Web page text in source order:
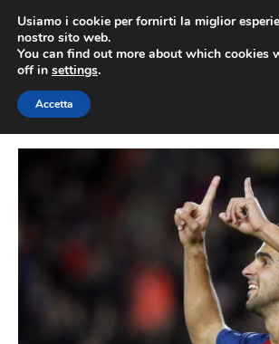
contenuto
Usiamo i cookie per fornirti la miglior
nostro sito web.
You can find out more about which cookies
off in settings.
Accetta